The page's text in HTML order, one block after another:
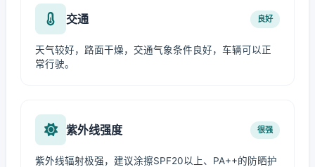
交通 良好
天气较好，路面干燥，交通气象条件良好，车辆可以正
常行驶。
紫外线强度 很强
紫外线辐射极强，建议涂擦SPF20以上、PA++的防晒护